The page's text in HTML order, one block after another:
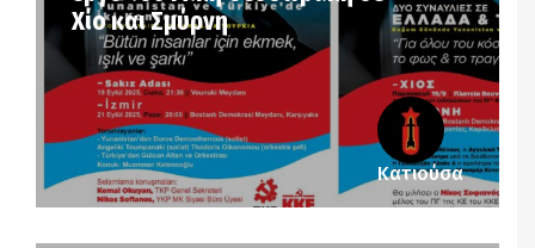
Χίο και Σμύρνη
Κατιούσα